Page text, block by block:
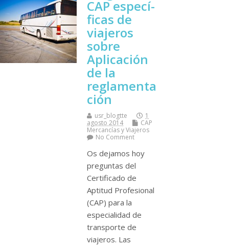
CAP especí­
ficas de
viajeros
sobre
Aplicación
de la
reglamenta
ción
usr_blogtte
1
agosto 2014
CAP
Mercancí­as y Viajeros
No Comment
Os dejamos hoy
preguntas del
Certificado de
Aptitud Profesional
(CAP) para la
especialidad de
transporte de
viajeros. Las